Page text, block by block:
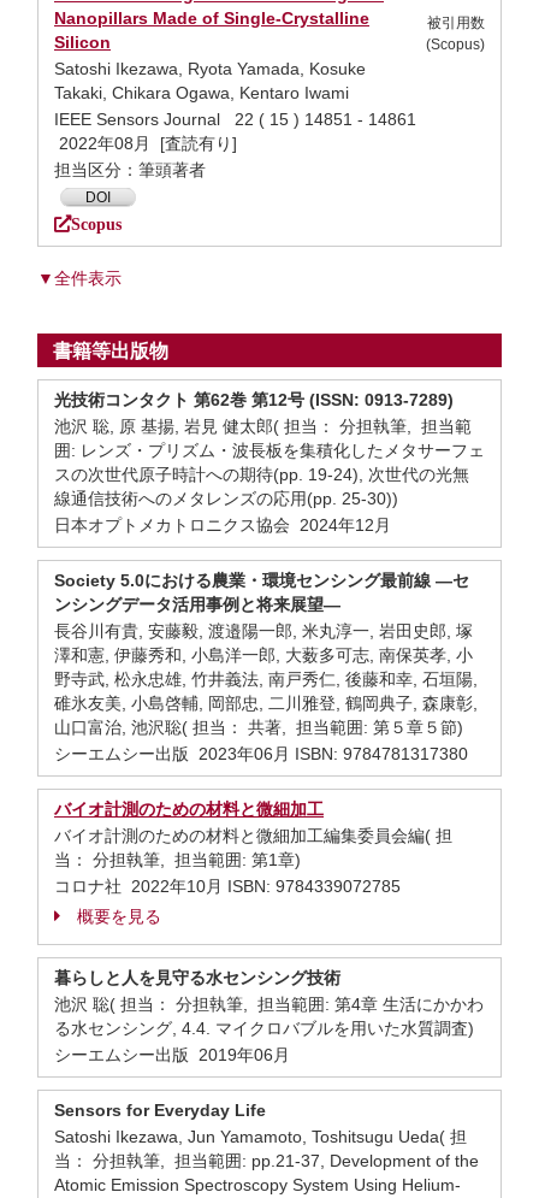
Nanopillars Made of Single-Crystalline
Silicon
Satoshi Ikezawa, Ryota Yamada, Kosuke
Takaki, Chikara Ogawa, Kentaro Iwami
IEEE Sensors Journal 22 ( 15 ) 14851 - 14861
2022年08月 [査読有り]
担当区分：筆頭著者
DOI
Scopus
被引用数
(Scopus)
▼全件表示
書籍等出版物
光技術コンタクト 第62巻 第12号 (ISSN: 0913-7289)
池沢 聡, 原 基揚, 岩見 健太郎( 担当： 分担執筆, 担当範
囲: レンズ・プリズム・波長板を集積化したメタサーフェ
スの次世代原子時計への期待(pp. 19-24), 次世代の光無
線通信技術へのメタレンズの応用(pp. 25-30))
日本オプトメカトロニクス協会 2024年12月
Society 5.0における農業・環境センシング最前線 ―セ
ンシングデータ活用事例と将来展望―
長谷川有貴, 安藤毅, 渡邉陽一郎, 米丸淳一, 岩田史郎, 塚
澤和憲, 伊藤秀和, 小島洋一郎, 大薮多可志, 南保英孝, 小
野寺武, 松永忠雄, 竹井義法, 南戸秀仁, 後藤和幸, 石垣陽,
碓氷友美, 小島啓輔, 岡部忠, 二川雅登, 鶴岡典子, 森康彰,
山口富治, 池沢聡( 担当： 共著, 担当範囲: 第５章５節)
シーエムシー出版 2023年06月 ISBN: 9784781317380
バイオ計測のための材料と微細加工
バイオ計測のための材料と微細加工編集委員会編( 担
当： 分担執筆, 担当範囲: 第1章)
コロナ社 2022年10月 ISBN: 9784339072785
概要を見る
暮らしと人を見守る水センシング技術
池沢 聡( 担当： 分担執筆, 担当範囲: 第4章 生活にかかわ
る水センシング, 4.4. マイクロバブルを用いた水質調査)
シーエムシー出版 2019年06月
Sensors for Everyday Life
Satoshi Ikezawa, Jun Yamamoto, Toshitsugu Ueda( 担
当： 分担執筆, 担当範囲: pp.21-37, Development of the
Atomic Emission Spectroscopy System Using Helium-